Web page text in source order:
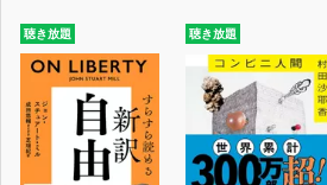
聴き放題 聴き放題